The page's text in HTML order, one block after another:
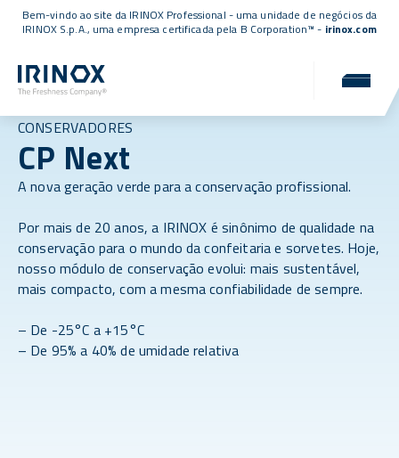
Bem-vindo ao site da IRINOX Professional - uma unidade de negócios da
IRINOX S.p.A., uma empresa certificada pela B Corporation™ - irinox.com
CONSERVADORES
CP Next
A nova geração verde para a conservação profissional.
Por mais de 20 anos, a IRINOX é sinônimo de qualidade na
conservação para o mundo da confeitaria e sorvetes. Hoje,
nosso módulo de conservação evolui: mais sustentável,
mais compacto, com a mesma confiabilidade de sempre.
– De -25°C a +15°C
– De 95% a 40% de umidade relativa